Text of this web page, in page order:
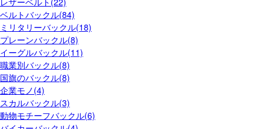
ベルトバックル(84)
ミリタリーバックル(18)
プレーンバックル(8)
イーグルバックル(11)
職業別バックル(8)
国旗のバックル(8)
企業モノ(4)
スカルバックル(3)
動物モチーフバックル(6)